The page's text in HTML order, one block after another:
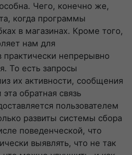
Чего, конечно же,
когда программы
в магазинах. Кроме того,
нам для
практически непрерывно
То есть запросы
их активности, сообщения
обратная связь
пользователем
развиты системы сбора
поведенческой, что
выявлять, что не так